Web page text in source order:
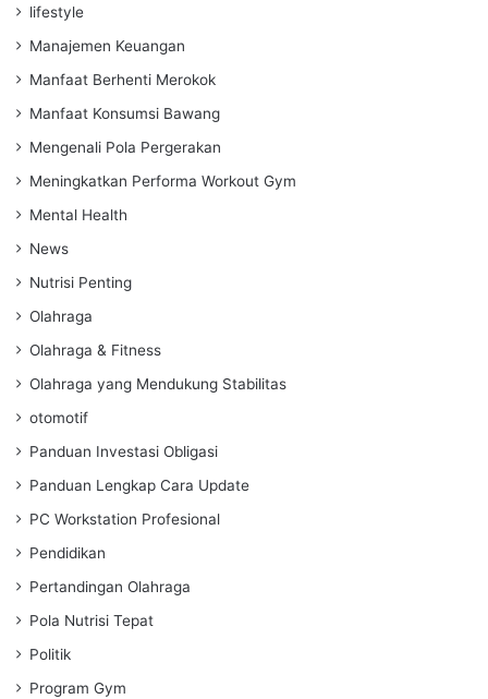
lifestyle
Manajemen Keuangan
Manfaat Berhenti Merokok
Manfaat Konsumsi Bawang
Mengenali Pola Pergerakan
Meningkatkan Performa Workout Gym
Mental Health
News
Nutrisi Penting
Olahraga
Olahraga & Fitness
Olahraga yang Mendukung Stabilitas
otomotif
Panduan Investasi Obligasi
Panduan Lengkap Cara Update
PC Workstation Profesional
Pendidikan
Pertandingan Olahraga
Pola Nutrisi Tepat
Politik
Program Gym